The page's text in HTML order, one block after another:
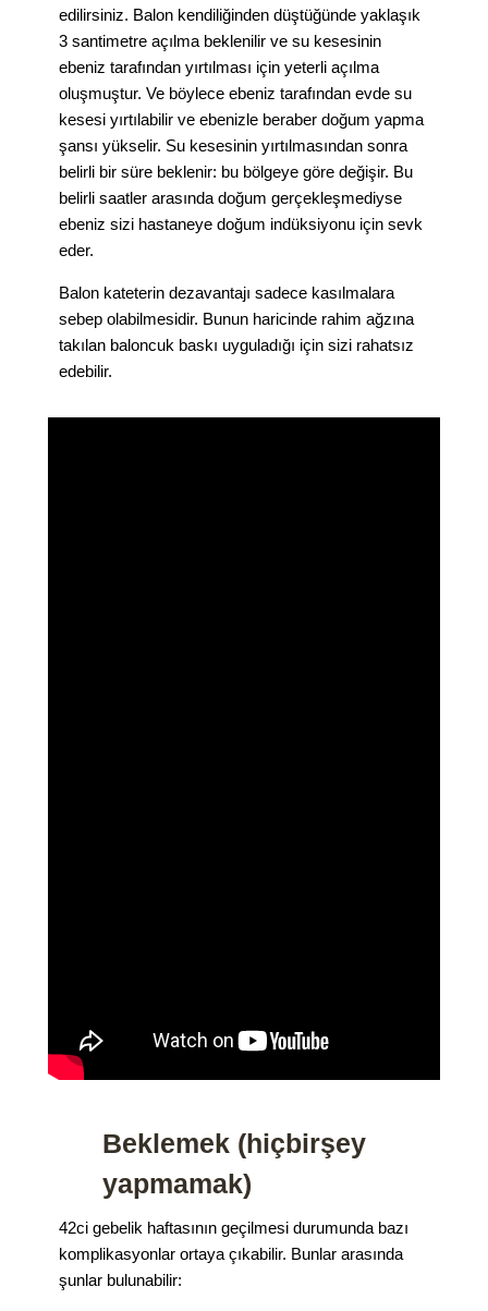
edilirsiniz. Balon kendiliğinden düştüğünde yaklaşık
3 santimetre açılma beklenilir ve su kesesinin
ebeniz tarafından yırtılması için yeterli açılma
oluşmuştur. Ve böylece ebeniz tarafından evde su
kesesi yırtılabilir ve ebenizle beraber doğum yapma
şansı yükselir. Su kesesinin yırtılmasından sonra
belirli bir süre beklenir: bu bölgeye göre değişir. Bu
belirli saatler arasında doğum gerçekleşmediyse
ebeniz sizi hastaneye doğum indüksiyonu için sevk
eder.
Balon kateterin dezavantajı sadece kasılmalara
sebep olabilmesidir. Bunun haricinde rahim ağzına
takılan baloncuk baskı uyguladığı için sizi rahatsız
edebilir.
Beklemek (hiçbirşey
yapmamak)
42ci gebelik haftasının geçilmesi durumunda bazı
komplikasyonlar ortaya çıkabilir. Bunlar arasında
şunlar bulunabilir: